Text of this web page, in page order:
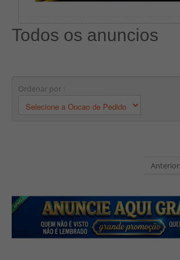
Todos os anuncios
Ordenar por :
Anterior